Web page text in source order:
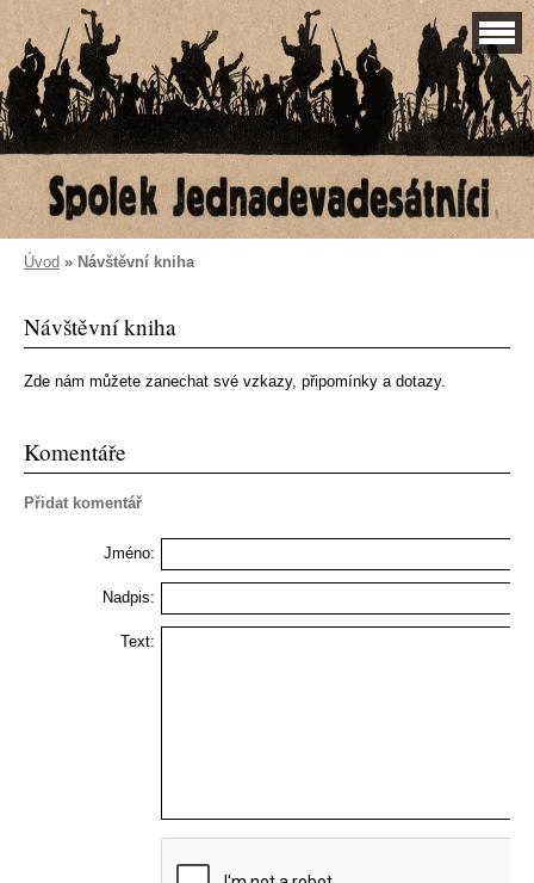
Úvod » Návštěvní kniha
Návštěvní kniha
Zde nám můžete zanechat své vzkazy, připomínky a dotazy.
Komentáře
Přidat komentář
Jméno:
Nadpis:
Text: